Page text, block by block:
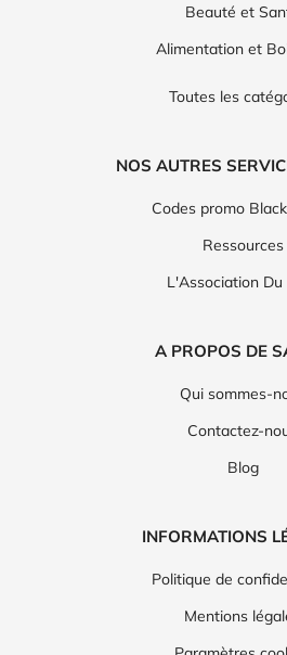
Beauté et
Alimentation et
Toutes les
NOS AUTRES
Codes promo
Ressources
L'Association Du
A PROPOS DE
Qui sommes-
Contactez-
Blog
INFORMATIONS
Politique de
Mentions